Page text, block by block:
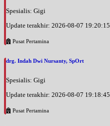
Spesialis: Gigi
Update terakhir: 2026-08-07 19:20:15
Pusat Pertamina
drg. Indah Dwi Nursanty, SpOrt
Spesialis: Gigi
Update terakhir: 2026-08-07 19:18:45
Pusat Pertamina